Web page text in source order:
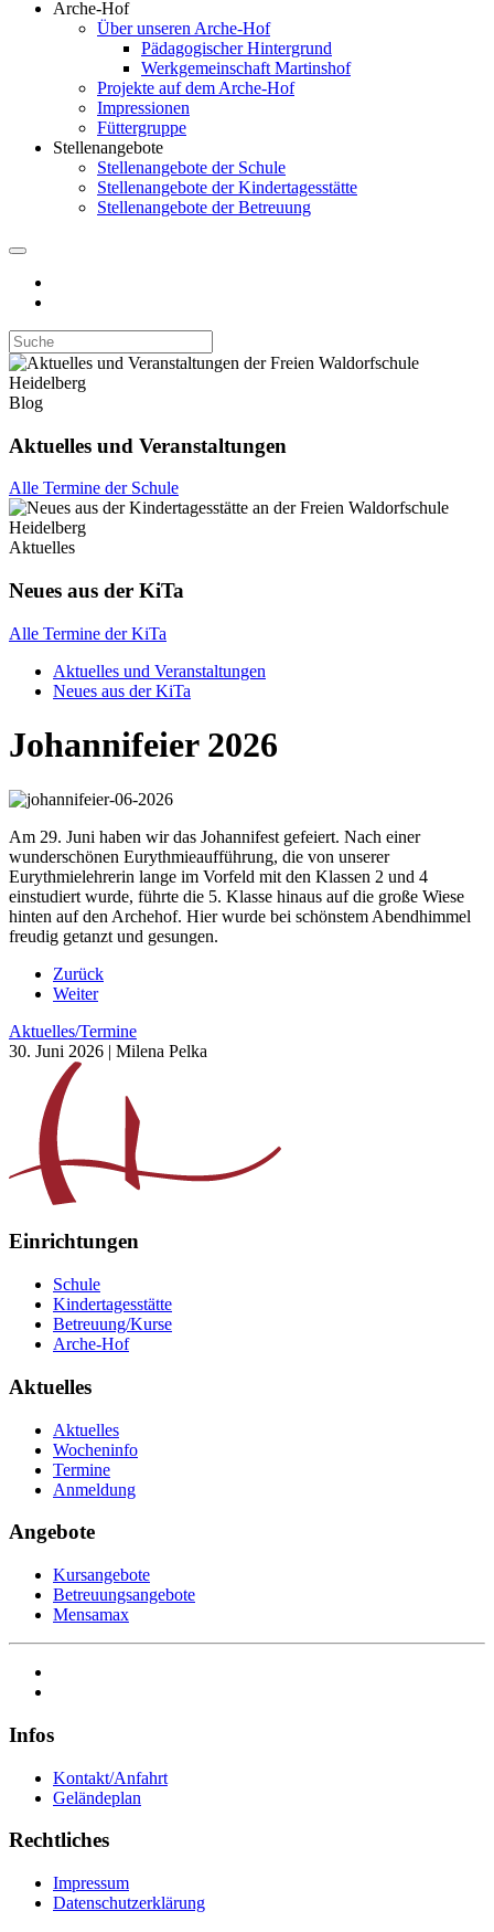
Arche-Hof
Über unseren Arche-Hof
Pädagogischer Hintergrund
Werkgemeinschaft Martinshof
Projekte auf dem Arche-Hof
Impressionen
Füttergruppe
Stellenangebote
Stellenangebote der Schule
Stellenangebote der Kindertagesstätte
Stellenangebote der Betreuung
Blog
Aktuelles und Veranstaltungen
Alle Termine der Schule
Aktuelles
Neues aus der KiTa
Alle Termine der KiTa
Aktuelles und Veranstaltungen
Neues aus der KiTa
Johannifeier 2026
Am 29. Juni haben wir das Johannifest gefeiert. Nach einer
wunderschönen Eurythmieaufführung, die von unserer
Eurythmielehrerin lange im Vorfeld mit den Klassen 2 und 4
einstudiert wurde, führte die 5. Klasse hinaus auf die große Wiese
hinten auf den Archehof. Hier wurde bei schönstem Abendhimmel
freudig getanzt und gesungen.
Zurück
Weiter
Aktuelles/Termine
30. Juni 2026 | Milena Pelka
Einrichtungen
Schule
Kindertagesstätte
Betreuung/Kurse
Arche-Hof
Aktuelles
Aktuelles
Wocheninfo
Termine
Anmeldung
Angebote
Kursangebote
Betreuungsangebote
Mensamax
Infos
Kontakt/Anfahrt
Geländeplan
Rechtliches
Impressum
Datenschutzerklärung